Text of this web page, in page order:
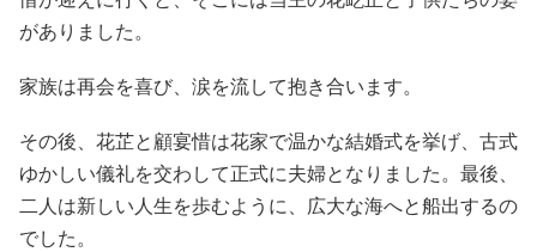
がありました。
家族は再会を喜び、涙を流して抱き合います。
その後、花芷と顧宴惜は花家で温かな結婚式を挙げ、古式
ゆかしい儀礼を交わして正式に夫婦となりました。最後、
二人は新しい人生を歩むように、広大な海へと船出するの
でした。